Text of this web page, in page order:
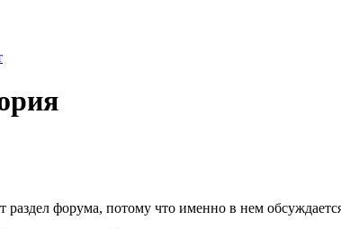
раздел форума, потому что именно в нем